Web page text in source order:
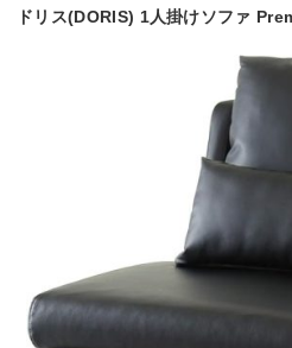
ドリス(DORIS) 1人掛けソファ